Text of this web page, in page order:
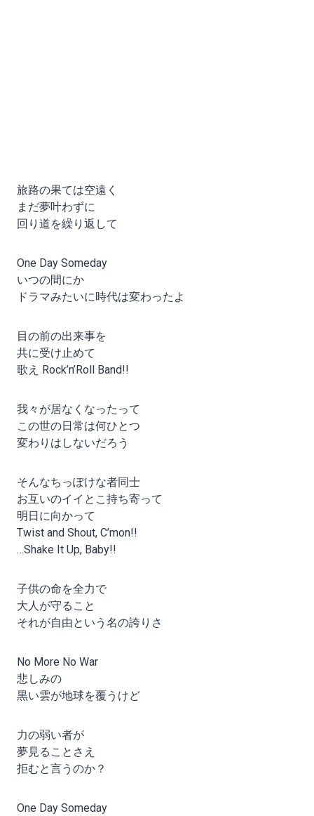
旅路の果ては空遠く
まだ夢叶わずに
回り道を繰り返して
One Day Someday
いつの間にか
ドラマみたいに時代は変わったよ
目の前の出来事を
共に受け止めて
歌え Rock’n’Roll Band!!
我々が居なくなったって
この世の日常は何ひとつ
変わりはしないだろう
そんなちっぽけな者同士
お互いのイイとこ持ち寄って
明日に向かって
Twist and Shout, C’mon!!
…Shake It Up, Baby!!
子供の命を全力で
大人が守ること
それが自由という名の誇りさ
No More No War
悲しみの
黒い雲が地球を覆うけど
力の弱い者が
夢見ることさえ
拒むと言うのか？
One Day Someday